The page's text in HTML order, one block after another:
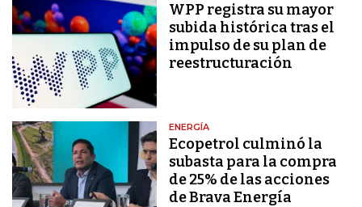
WPP registra su mayor
subida histórica tras el
impulso de su plan de
reestructuración
ENERGÍA
Ecopetrol culminó la
subasta para la compra
de 25% de las acciones
de Brava Energía